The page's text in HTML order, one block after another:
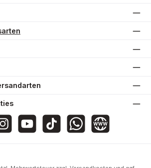
@asshisha7765as_shisha_2020
AS ShishaWebsite